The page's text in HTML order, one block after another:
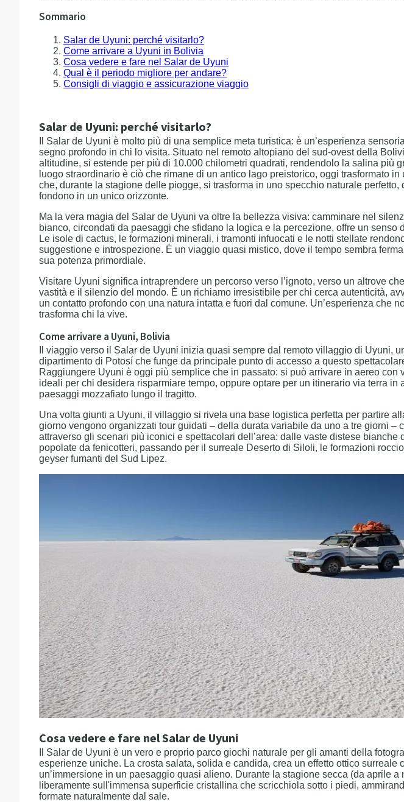
Sommario
Salar de Uyuni: perché visitarlo?
Come arrivare a Uyuni in Bolivia
Cosa vedere e fare nel Salar de Uyuni
Qual è il periodo migliore per andare?
Consigli di viaggio e assicurazione viaggio
Salar de Uyuni: perché visitarlo?
Il Salar de Uyuni è molto più di una semplice meta turistica: è un’esperienza
segno profondo in chi lo visita. Situato nel remoto altopiano del sud-ovest della
altitudine, si estende per più di 10.000 chilometri quadrati, rendendolo la salina più
luogo straordinario è ciò che rimane di un antico lago preistorico, oggi trasformato
che, durante la stagione delle piogge, si trasforma in uno specchio naturale perfetto,
fondono in un unico orizzonte.
Ma la vera magia del Salar de Uyuni va oltre la bellezza visiva: camminare nel
bianco, circondati da paesaggi che sfidano la logica e la percezione, offre un senso
Le isole di cactus, le formazioni minerali, i tramonti infuocati e le notti stellate
suggestione e introspezione. È un viaggio quasi mistico, dove il tempo sembra
sua potenza primordiale.
Visitare Uyuni significa intraprendere un percorso verso l’ignoto, verso un altrove
vastità e il silenzio del mondo. È un richiamo irresistibile per chi cerca autenticità,
un contatto profondo con una natura intatta e fuori dal comune. Un’esperienza che
trasforma chi la vive.
Come arrivare a Uyuni, Bolivia
Il viaggio verso il Salar de Uyuni inizia quasi sempre dal remoto villaggio di Uyuni,
dipartimento di Potosí che funge da principale punto di accesso a questo
Raggiungere Uyuni è oggi più semplice che in passato: si può arrivare in aereo con
ideali per chi desidera risparmiare tempo, oppure optare per un itinerario via terra in
paesaggi mozzafiato lungo il tragitto.
Una volta giunti a Uyuni, il villaggio si rivela una base logistica perfetta per partire
giorno vengono organizzati tour guidati – della durata variabile da uno a tre giorni –
attraverso gli scenari più iconici e spettacolari dell’area: dalle vaste distese bianche
popolate da fenicotteri, passando per il surreale Deserto di Siloli, le formazioni
geyser fumanti del Sud Lipez.
Cosa vedere e fare nel Salar de Uyuni
Il Salar de Uyuni è un vero e proprio parco giochi naturale per gli amanti della
esperienze uniche. La crosta salata, solida e candida, crea un effetto ottico surreale
un’immersione in un paesaggio quasi alieno. Durante la stagione secca (da aprile a
liberamente sull'immensa superficie cristallina che scricchiola sotto i piedi,
formate naturalmente dal sale.